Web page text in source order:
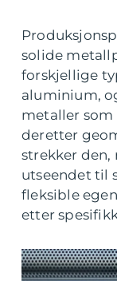
solide
forskjellige
aluminium,
metaller
deretter
strekker den,
utseendet til
fleksible
etter